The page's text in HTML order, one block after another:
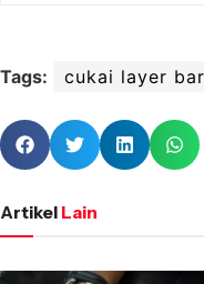
Tags: cukai layer
Artikel Lain